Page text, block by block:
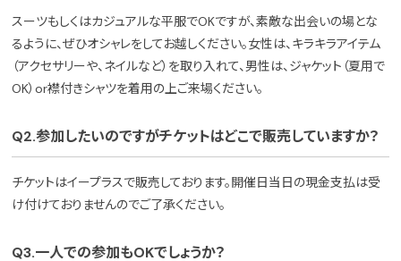
スーツもしくはカジュアルな平服でOKですが、素敵な出会いの場とな
るように、ぜひオシャレをしてお越しください。女性は、キラキラアイテム
（アクセサリーや、ネイルなど）を取り入れて、男性は、ジャケット（夏用で
OK）or襟付きシャツを着用の上ご来場ください。
Q2.参加したいのですがチケットはどこで販売していますか？
チケットはイープラスで販売しております。開催日当日の現金支払は受
け付けておりませんのでご了承ください。
Q3.一人での参加もOKでしょうか？